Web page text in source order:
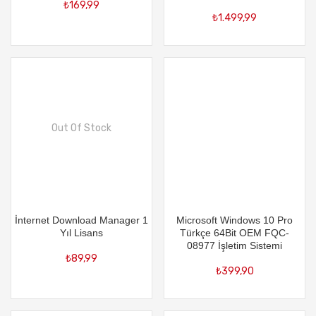
₺169,99
₺1.499,99
Out Of Stock
İnternet Download Manager 1
Yıl Lisans
₺89,99
Microsoft Windows 10 Pro
Türkçe 64Bit OEM FQC-
08977 İşletim Sistemi
₺399,90